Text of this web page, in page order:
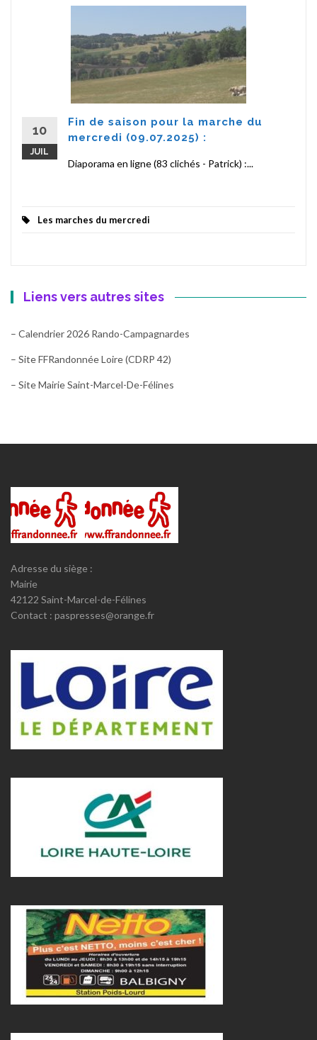
10
JUIL
Fin de saison pour la marche du
mercredi (09.07.2025) :
Diaporama en ligne (83 clichés - Patrick) :...
Les marches du mercredi
Liens vers autres sites
– Calendrier 2026 Rando-Campagnardes
– Site FFRandonnée Loire (CDRP 42)
– Site Mairie Saint-Marcel-De-Félines
Adresse du siège :
Mairie
42122 Saint-Marcel-de-Félines
Contact : paspresses@orange.fr